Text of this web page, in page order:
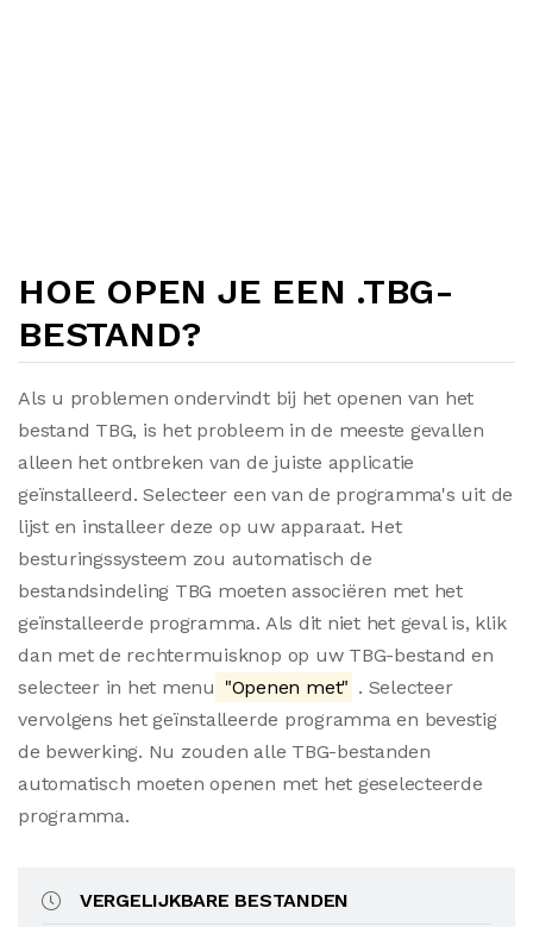
HOE OPEN JE EEN .TBG-
BESTAND?
Als u problemen ondervindt bij het openen van het
bestand TBG, is het probleem in de meeste gevallen
alleen het ontbreken van de juiste applicatie
geïnstalleerd. Selecteer een van de programma's uit de
lijst en installeer deze op uw apparaat. Het
besturingssysteem zou automatisch de
bestandsindeling TBG moeten associëren met het
geïnstalleerde programma. Als dit niet het geval is, klik
dan met de rechtermuisknop op uw TBG-bestand en
selecteer in het menu "Openen met" . Selecteer
vervolgens het geïnstalleerde programma en bevestig
de bewerking. Nu zouden alle TBG-bestanden
automatisch moeten openen met het geselecteerde
programma.
VERGELIJKBARE BESTANDEN